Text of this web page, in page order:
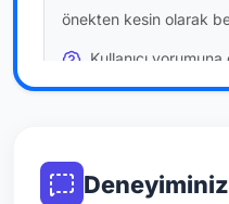
önekten kesin olarak
Kullanıcı
çağrılaratemkinli
resmi doğrulama